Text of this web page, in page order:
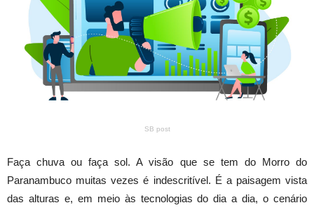
SB post
Faça chuva ou faça sol. A visão que se tem do Morro do
Paranambuco muitas vezes é indescritível. É a paisagem vista
das alturas e, em meio às tecnologias do dia a dia, o cenário